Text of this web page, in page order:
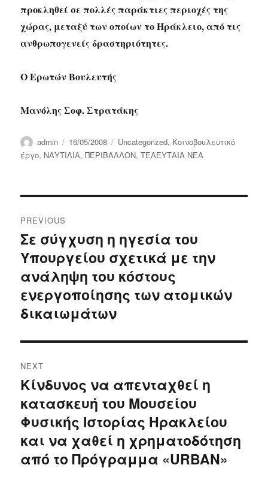
προκληθεί σε πολλές παράκτιες περιοχές της
χώρας, μεταξύ των οποίων το Ηράκλειο, από τις
ανθρωπογενείς δραστηριότητες.
Ο Ερωτών Βουλευτής
Μανόλης Σοφ. Στρατάκης
Author
admin
Posted
on
16/05/2008 Categories
Uncategorized, Κοινοβουλευτικό
έργο, ΝΑΥΤΙΛΙΑ,ΠΕΡΙΒΑΛΛΟΝ,ΤΕΛΕΥΤΑΙΑ ΝΕΑ
navigation
PREVIOUS
Previous
post:
Σε σύγχυση η ηγεσία του
Υπουργείου σχετικά με την
ανάληψη του κόστους
ενεργοποίησης των ατομικών
δικαιωμάτων
NEXT
Next
post:
Κίνδυνος να απενταχθεί η
κατασκευή του Μουσείου
Φυσικής Ιστορίας Ηρακλείου
και να χαθεί η χρηματοδότηση
από το Πρόγραμμα «URBAN»